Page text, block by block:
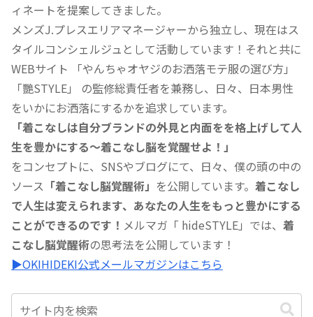
ィネートを提案してきました。
メンズJ.プレスエリアマネージャーから独立し、現在はス
タイルコンシェルジュとして活動しています！それと共に
WEBサイト 「やんちゃオヤジのお洒落モテ服の選び方」
「艷STYLE」 の監修総責任者を兼務し、日々、日本男性
をいかにお洒落にするかを追求しています。
「着こなしは自分ブランドの外見と内面をを格上げして人
生を豊かにする〜着こなし脳を覚醒せよ！」
をコンセプトに、SNSやブログにて、日々、僕の頭の中の
ソース 「着こなし脳覚醒術」 を公開しています。 着こなし
で人生は変えられます、あなたの人生をもっと豊かにする
ことができるのです！ メルマガ「 hideSTYLE」では、 着
こなし脳覚醒術の思考法を公開しています！
▶︎OKIHIDEKI公式メールマガジンはこちら